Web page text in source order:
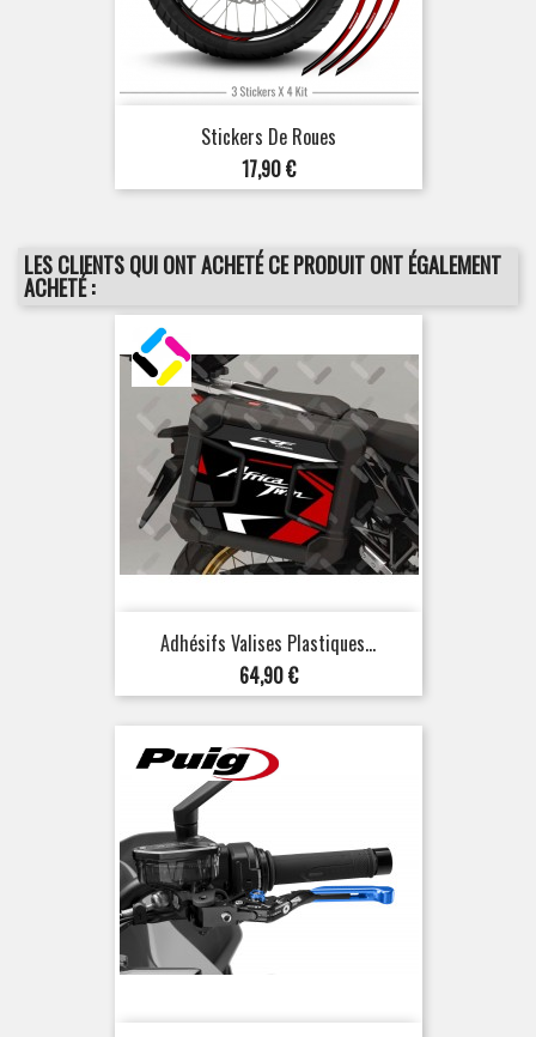
Stickers De Roues
Prix
17,90 €
LES CLIENTS QUI ONT ACHETÉ CE PRODUIT ONT ÉGALEMENT
ACHETÉ :
Adhésifs Valises Plastiques...
Prix
64,90 €